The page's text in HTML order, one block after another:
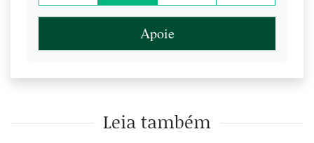
Apoie
Leia também